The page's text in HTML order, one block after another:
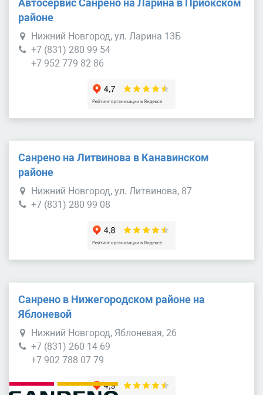
районе
Нижний Новгород, ул. Ларина 13Б
+7 (831) 280 99 54
+7 952 779 82 86
Санрено на Литвинова в Канавинском
районе
Нижний Новгород, ул. Литвинова, 87
+7 (831) 280 99 08
Санрено в Нижегородском районе на
Яблоневой
Нижний Новгород, Яблоневая, 26
+7 (831) 260 14 69
+7 902 788 07 79